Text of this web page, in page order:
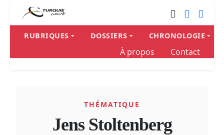
RUBRIQUES DOSSIERS CHRONOLOGIE
À propos Contact
THÉMATIQUE
Jens Stoltenberg